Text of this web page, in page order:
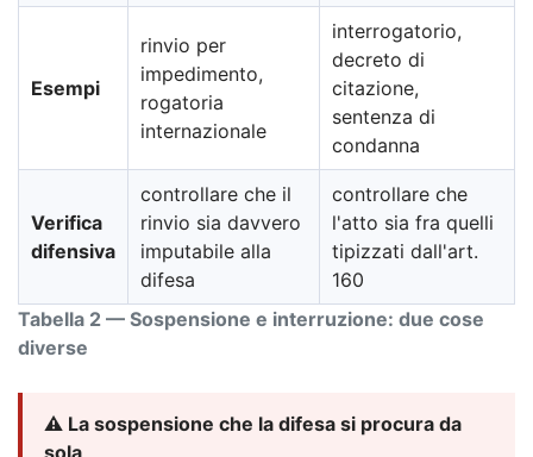
Tabella 2 — Sospensione e interruzione: due cose
diverse
Esempi
rinvio per
impedimento,
rogatoria
internazionale
interrogatorio,
decreto di
citazione,
sentenza di
condanna
Verifica
difensiva
controllare che il
rinvio sia davvero
imputabile alla
difesa
controllare che
l'atto sia fra quelli
tipizzati dall'art.
160
⚠️ La sospensione che la difesa si procura da
sola